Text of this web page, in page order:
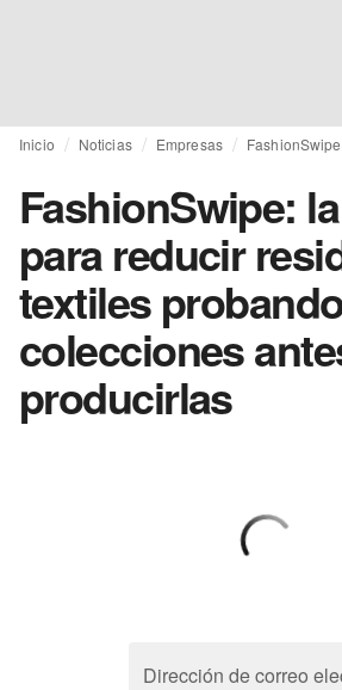
Inicio Noticias Empresas
FashionSwipe:
para reducir
textiles
colecciones
producirlas